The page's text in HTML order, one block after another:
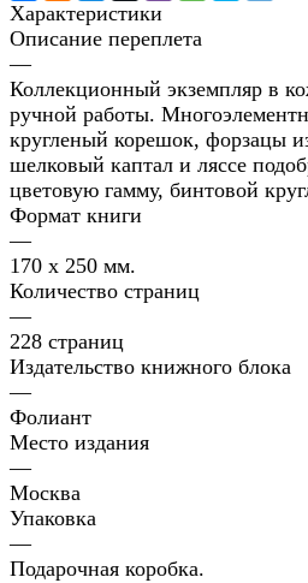
Характеристики
Описание переплета
—
Коллекционный экземпляр в
ручной работы.
кругленый корешок, форзацы
шелковый каптал и ляссе
цветовую гамму, бинтовой
Формат книги
—
170 x 250 мм.
Количество страниц
—
228 страниц
Издательство книжного блока
—
Фолиант
Место издания
—
Москва
Упаковка
—
Подарочная коробка.